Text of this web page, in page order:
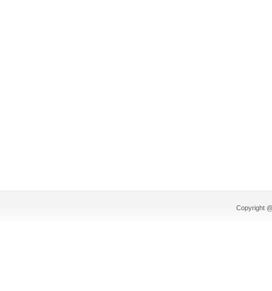
Copyright